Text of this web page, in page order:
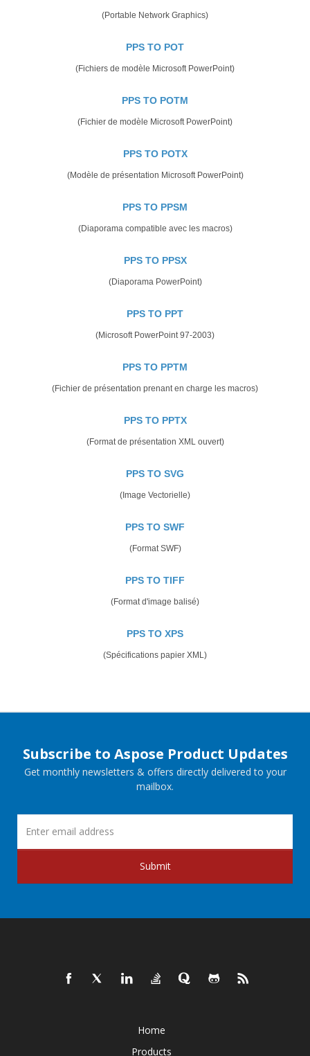
(Portable Network Graphics)
PPS TO POT
(Fichiers de modèle Microsoft PowerPoint)
PPS TO POTM
(Fichier de modèle Microsoft PowerPoint)
PPS TO POTX
(Modèle de présentation Microsoft PowerPoint)
PPS TO PPSM
(Diaporama compatible avec les macros)
PPS TO PPSX
(Diaporama PowerPoint)
PPS TO PPT
(Microsoft PowerPoint 97-2003)
PPS TO PPTM
(Fichier de présentation prenant en charge les macros)
PPS TO PPTX
(Format de présentation XML ouvert)
PPS TO SVG
(Image Vectorielle)
PPS TO SWF
(Format SWF)
PPS TO TIFF
(Format d'image balisé)
PPS TO XPS
(Spécifications papier XML)
Subscribe to Aspose Product Updates
Get monthly newsletters & offers directly delivered to your
mailbox.
Submit
Home
Products